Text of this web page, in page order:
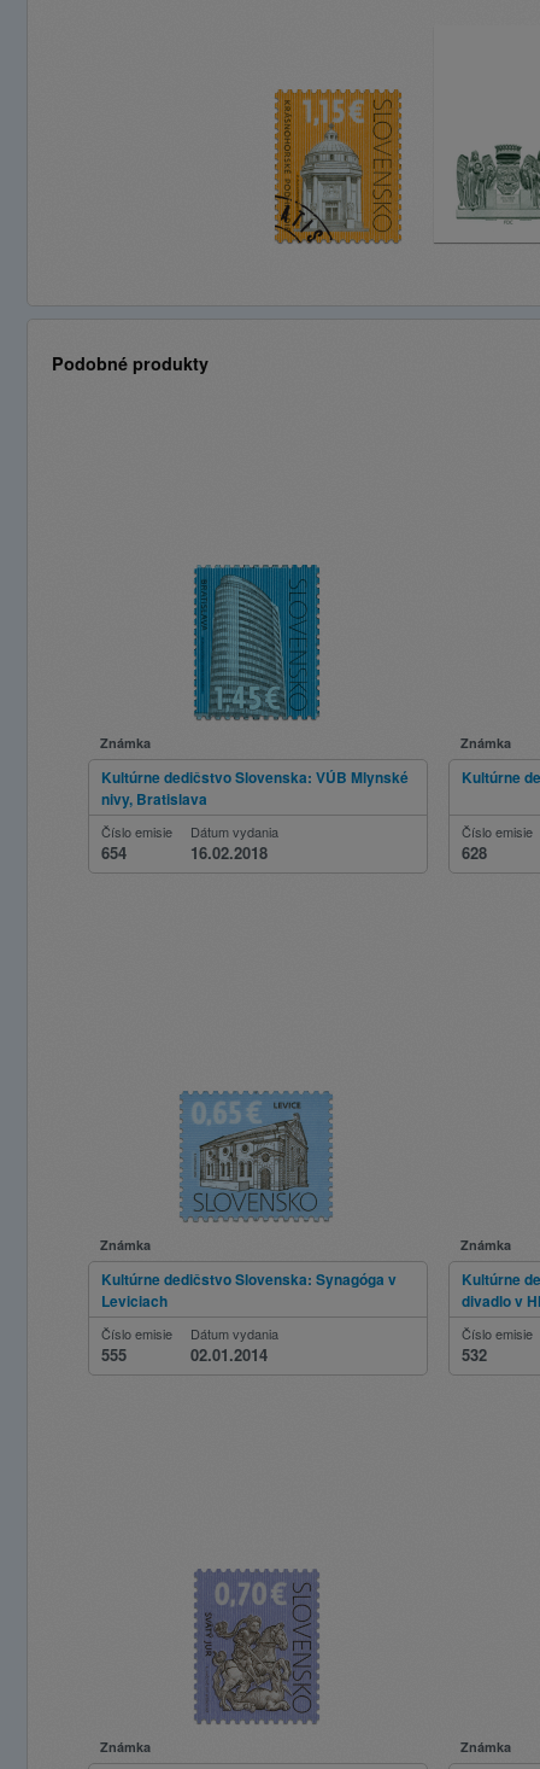
Podobné produkty
Známka
Kultúrne dedičstvo Slovenska: VÚB Mlynské
nivy, Bratislava
Číslo emisie
654
Dátum vydania
16.02.2018
Známka
Kultúrne
Číslo emisie
628
Známka
Kultúrne dedičstvo Slovenska: Synagóga v
Leviciach
Číslo emisie
555
Dátum vydania
02.01.2014
Známka
Kultúrne
divadlo v
Číslo emisie
532
Známka Známka